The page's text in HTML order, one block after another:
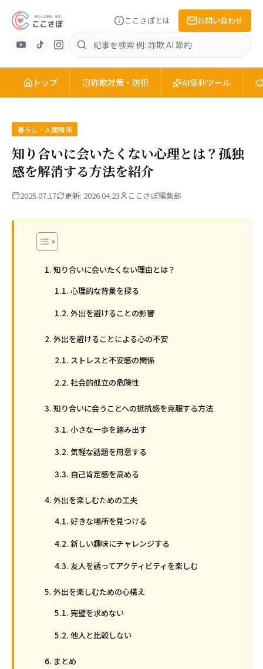
あ
ん
ん
全
知
る。
こ
こ
さ
ぽ
記
事
を
索
ここさぽとは お問い合わせ
トップ 詐欺対策・防犯 AI便利ツール
暮らし・人間関係
知り合いに会いたくない心理とは？孤独
感を解消する方法を紹介
2025.07.17 更新: 2026.04.23 ここさぽ編集部
知り合いに会いたくない理由とは？
心理的な背景を探る
外出を避けることの影響
外出を避けることによる心の不安
ストレスと不安感の関係
社会的孤立の危険性
知り合いに会うことへの抵抗感を克服する方法
小さな一歩を踏み出す
気軽な話題を用意する
自己肯定感を高める
外出を楽しむための工夫
好きな場所を見つける
新しい趣味にチャレンジする
友人を誘ってアクティビティを楽しむ
外出を楽しむための心構え
完璧を求めない
他人と比較しない
まとめ